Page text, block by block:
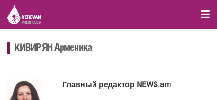
КИВИРЯН Арменика
Главный редактор NEWS.am